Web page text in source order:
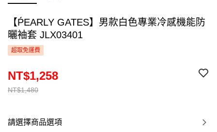
【ṔEARLY GATES】男款白色專業冷感機能防
曬袖套 JLX03401
超取免運費
NT$1,480
NT$1,258
請選擇商品選項